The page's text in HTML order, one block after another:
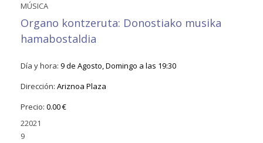
MÚSICA
Organo kontzeruta: Donostiako musika
hamabostaldia
Día y hora: 9 de Agosto, Domingo a las 19:30
Dirección: Ariznoa Plaza
Precio: 0.00 €
22021
9